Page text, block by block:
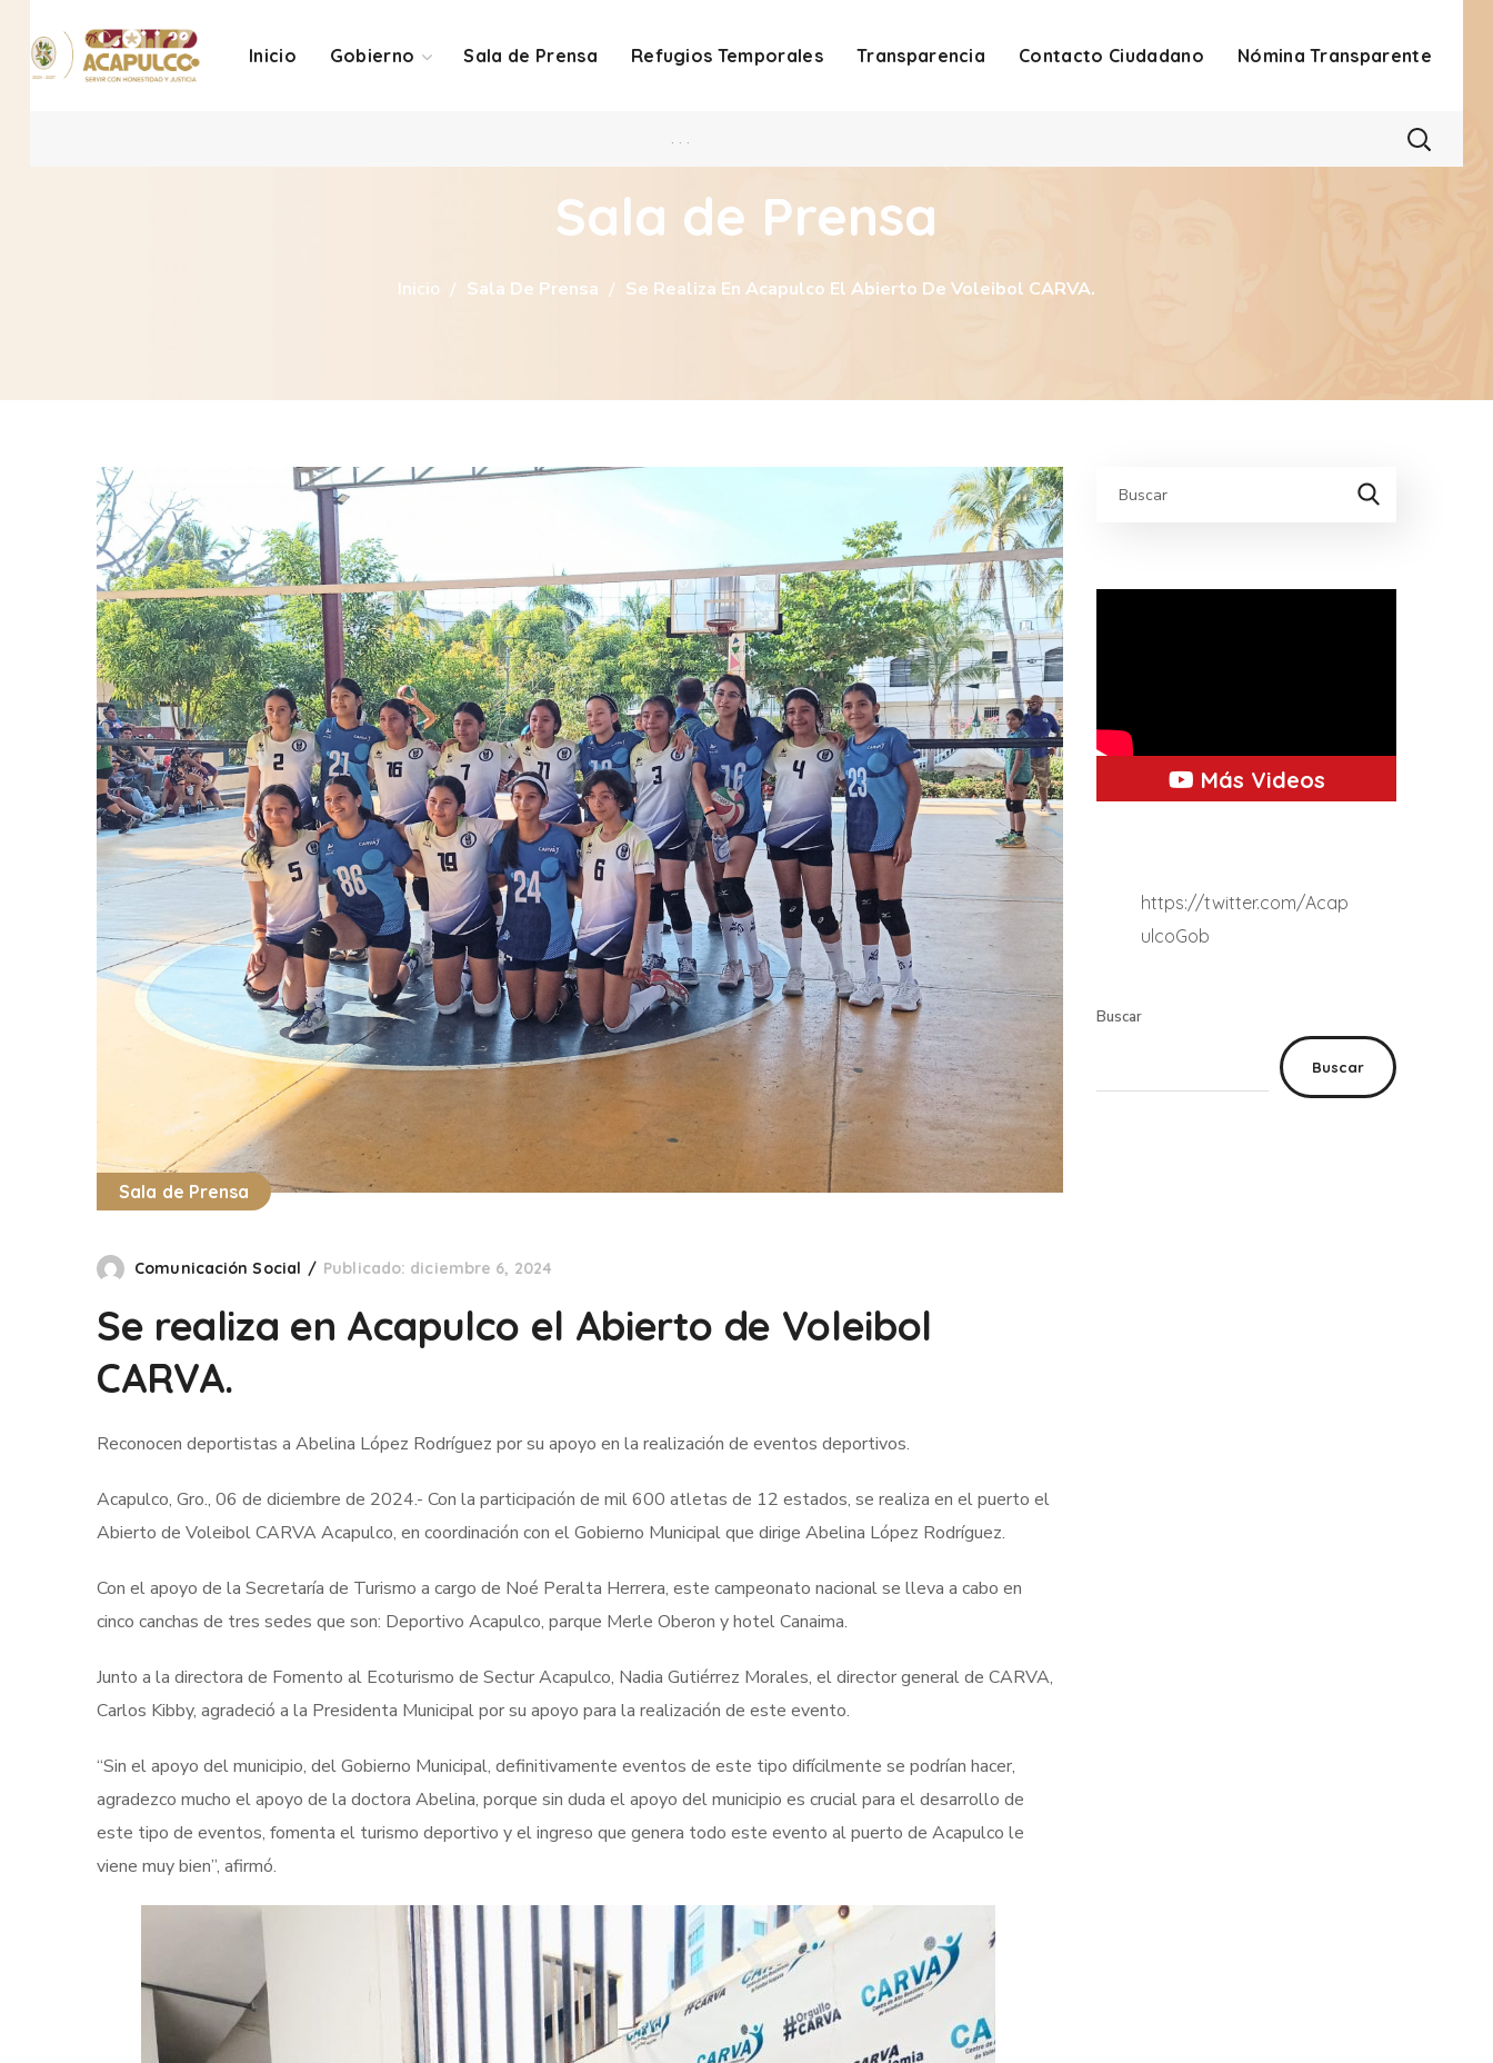
Inicio Gobierno Sala de Prensa Refugios Temporales Transparencia Contacto Ciudadano Nómina Transparente
. . .
Sala de Prensa
Inicio Sala De Prensa Se Realiza En Acapulco El Abierto De Voleibol CARVA.
Sala de Prensa
Comunicación Social Publicado: diciembre 6, 2024
Se realiza en Acapulco el Abierto de Voleibol
CARVA.
Reconocen deportistas a Abelina López Rodríguez por su apoyo en la realización de eventos deportivos.
Acapulco, Gro., 06 de diciembre de 2024.- Con la participación de mil 600 atletas de 12 estados, se realiza en el puerto el
Abierto de Voleibol CARVA Acapulco, en coordinación con el Gobierno Municipal que dirige Abelina López Rodríguez.
Con el apoyo de la Secretaría de Turismo a cargo de Noé Peralta Herrera, este campeonato nacional se lleva a cabo en
cinco canchas de tres sedes que son: Deportivo Acapulco, parque Merle Oberon y hotel Canaima.
Junto a la directora de Fomento al Ecoturismo de Sectur Acapulco, Nadia Gutiérrez Morales, el director general de CARVA,
Carlos Kibby, agradeció a la Presidenta Municipal por su apoyo para la realización de este evento.
“Sin el apoyo del municipio, del Gobierno Municipal, definitivamente eventos de este tipo difícilmente se podrían hacer,
agradezco mucho el apoyo de la doctora Abelina, porque sin duda el apoyo del municipio es crucial para el desarrollo de
este tipo de eventos, fomenta el turismo deportivo y el ingreso que genera todo este evento al puerto de Acapulco le
viene muy bien”, afirmó.
Más Videos
https://twitter.com/Acap
ulcoGob
Buscar
Buscar